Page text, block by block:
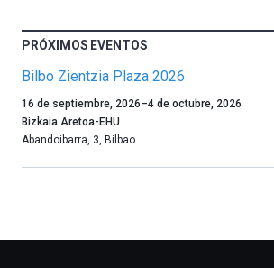
PRÓXIMOS EVENTOS
Bilbo Zientzia Plaza 2026
Un
año
más,
16 de septiembre, 2026–4 de octubre, 2026
Bizkaia Aretoa-EHU
Abandoibarra, 3, Bilbao